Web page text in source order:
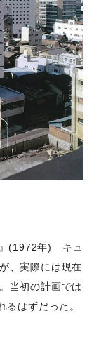
(1972年) キュ
、実際には現在
当初の計画では
はずだった。